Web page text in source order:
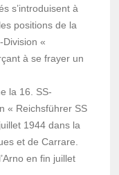
s’introduisent à
positions de la
Division «
à se frayer un
la 16. SS-
« Reichsführer SS
1944 dans la
et de Carrare.
en fin juillet